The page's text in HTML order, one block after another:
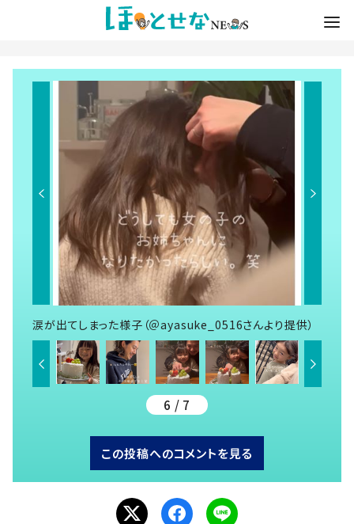
涙が出てしまった様子（＠ayasuke_0516さんより提供）
6 / 7
この投稿へのコメントを見る